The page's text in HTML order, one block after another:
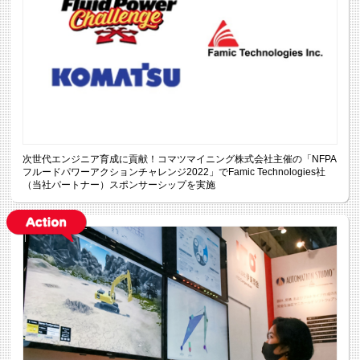
次世代エンジニア育成に貢献！コマツマイニング株式会社主催の「NFPA
フルードパワーアクションチャレンジ2022」でFamic Technologies社
（当社パートナー）スポンサーシップを実施